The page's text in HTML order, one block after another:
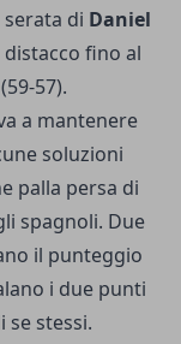
di Daniel
fino al
57).
a mantenere
soluzioni
palla persa di
spagnoli. Due
il punteggio
i due punti
se stessi.